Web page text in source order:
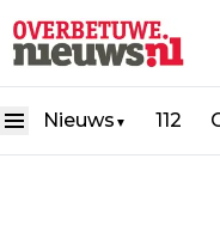
Nieuws ▼ 112